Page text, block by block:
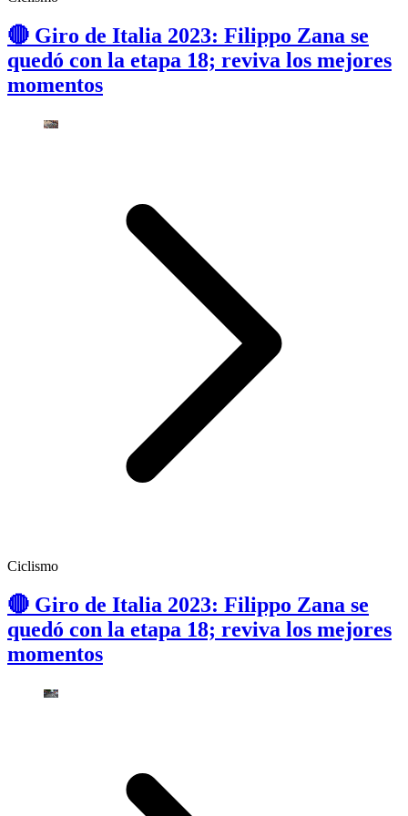
🔴 Giro de Italia 2023: Filippo Zana se
quedó con la etapa 18; reviva los mejores
momentos
Ciclismo
🔴 Giro de Italia 2023: Filippo Zana se
quedó con la etapa 18; reviva los mejores
momentos